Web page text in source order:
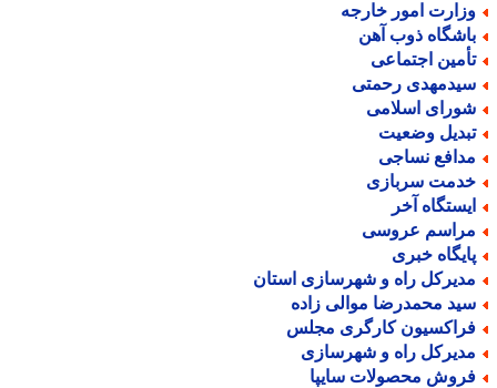
امور خارجه
ذوب آهن
اجتماعی
رحمتی
اسلامی
وضعیت
نساجی
سربازی
آخر
عروسی
خبری
راه و شهرسازی استان
محمدرضا موالی زاده
کارگری مجلس
راه و شهرسازی
محصولات سایپا